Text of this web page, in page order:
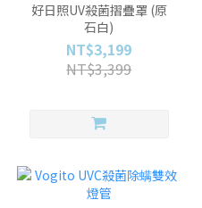
好日照UV殺菌摺疊罩 (原
石白)
NT$3,199
NT$3,399